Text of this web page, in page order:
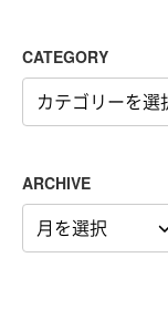
CATEGORY
CATEGORY
ARCHIVE
ARCHIVE